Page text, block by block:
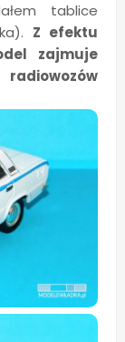
tablice
Z efektu
zajmuje